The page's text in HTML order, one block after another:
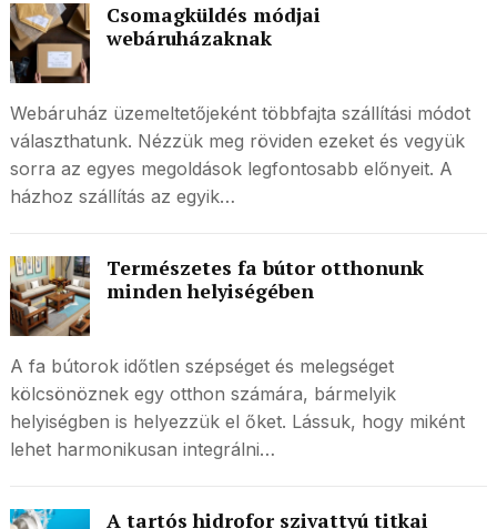
Csomagküldés módjai
webáruházaknak
Webáruház üzemeltetőjeként többfajta szállítási módot
választhatunk. Nézzük meg röviden ezeket és vegyük
sorra az egyes megoldások legfontosabb előnyeit. A
házhoz szállítás az egyik…
Természetes fa bútor otthonunk
minden helyiségében
A fa bútorok időtlen szépséget és melegséget
kölcsönöznek egy otthon számára, bármelyik
helyiségben is helyezzük el őket. Lássuk, hogy miként
lehet harmonikusan integrálni…
A tartós hidrofor szivattyú titkai